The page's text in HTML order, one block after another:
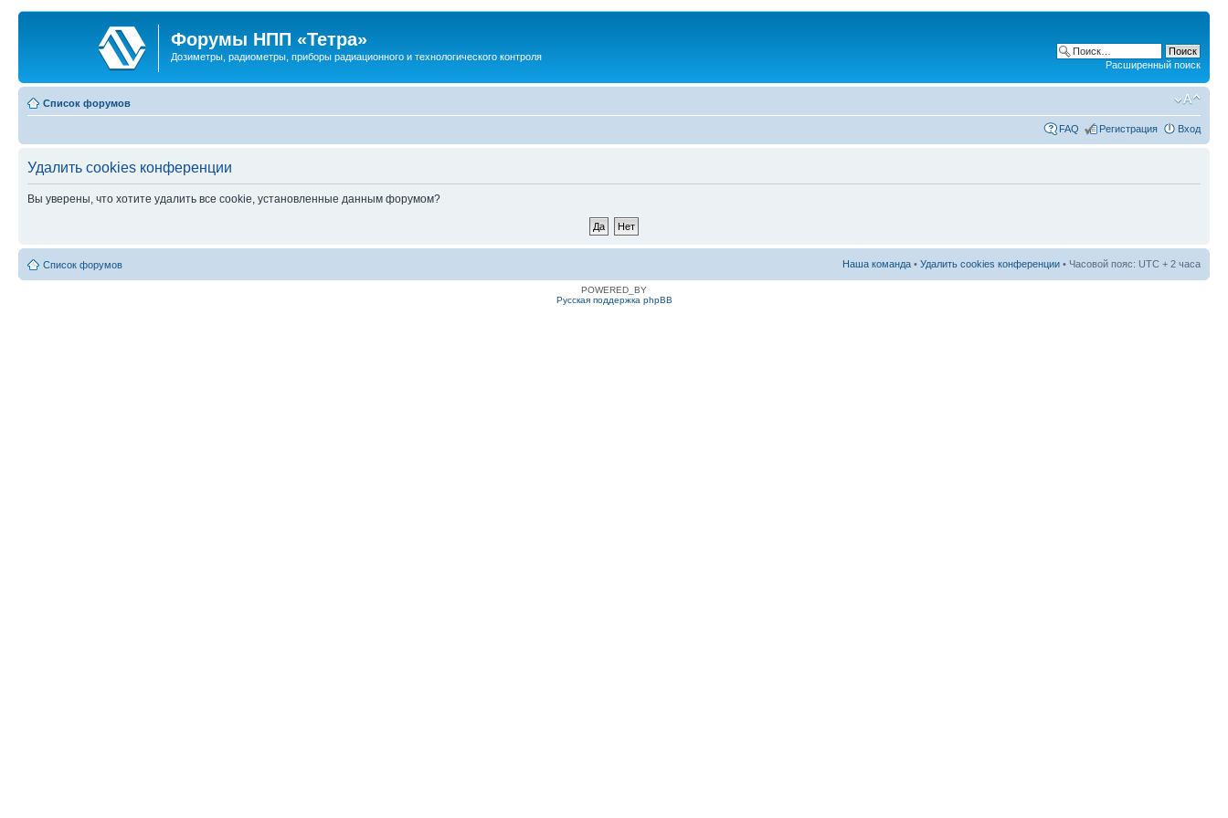
Форумы НПП «Тетра»
Дозиметры, радиометры, приборы радиационного и технологического контроля
Расширенный поиск
Список форумов
FAQ Регистрация Вход
Удалить cookies конференции
Вы уверены, что хотите удалить все cookie, установленные данным форумом?
Список форумов Наша команда • Удалить cookies конференции • Часовой пояс: UTC + 2 часа
POWERED_BY
Русская поддержка phpBB